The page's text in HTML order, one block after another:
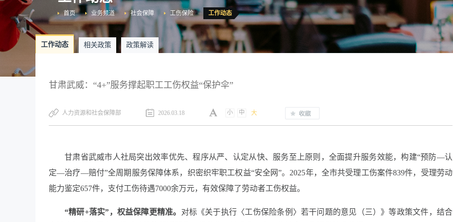
工作动态
工伤保险
社会保障
业务频道
首页
工作动态 相关政策 政策解读
甘肃武威：“4+”服务撑起职工工伤权益“保护伞”
人力资源和社会保障部 2026.03.18 小 中 大
甘肃省武威市人社局突出效率优先、程序从严、认定从快、服务至上原则，全面提升服务效能，构建“预防—认
定—治疗—赔付”全周期服务保障体系，织密织牢职工权益“安全网”。2025年，全市共受理工伤案件839件，受理劳动
能力鉴定657件，支付工伤待遇7000余万元，有效保障了劳动者工伤权益。
“精研+落实”，权益保障更精准。 对标《关于执行〈工伤保险条例〉若干问题的意见（三）》等政策文件，结合